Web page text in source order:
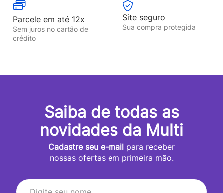
Parcele em até 12x
Sem juros no cartão de
crédito
Site seguro
Sua compra protegida
Saiba de todas as
novidades da Multi
Cadastre seu e-mail para receber
nossas ofertas em primeira mão.